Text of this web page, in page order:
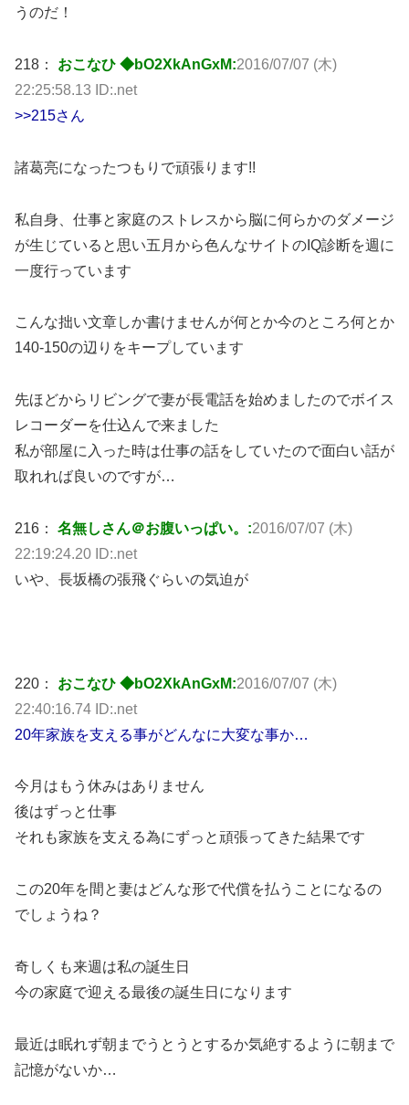
うのだ！
218： おこなひ ◆bO2XkAnGxM:2016/07/07 (木)
22:25:58.13 ID:.net
>>215さん
諸葛亮になったつもりで頑張ります!!
私自身、仕事と家庭のストレスから脳に何らかのダメージ
が生じていると思い五月から色んなサイトのIQ診断を週に
一度行っています
こんな拙い文章しか書けませんが何とか今のところ何とか
140-150の辺りをキープしています
先ほどからリビングで妻が長電話を始めましたのでボイス
レコーダーを仕込んで来ました
私が部屋に入った時は仕事の話をしていたので面白い話が
取れれば良いのですが…
216： 名無しさん＠お腹いっぱい。:2016/07/07 (木)
22:19:24.20 ID:.net
いや、長坂橋の張飛ぐらいの気迫が
220： おこなひ ◆bO2XkAnGxM:2016/07/07 (木)
22:40:16.74 ID:.net
20年家族を支える事がどんなに大変な事か…
今月はもう休みはありません
後はずっと仕事
それも家族を支える為にずっと頑張ってきた結果です
この20年を間と妻はどんな形で代償を払うことになるの
でしょうね？
奇しくも来週は私の誕生日
今の家庭で迎える最後の誕生日になります
最近は眠れず朝までうとうとするか気絶するように朝まで
記憶がないか…